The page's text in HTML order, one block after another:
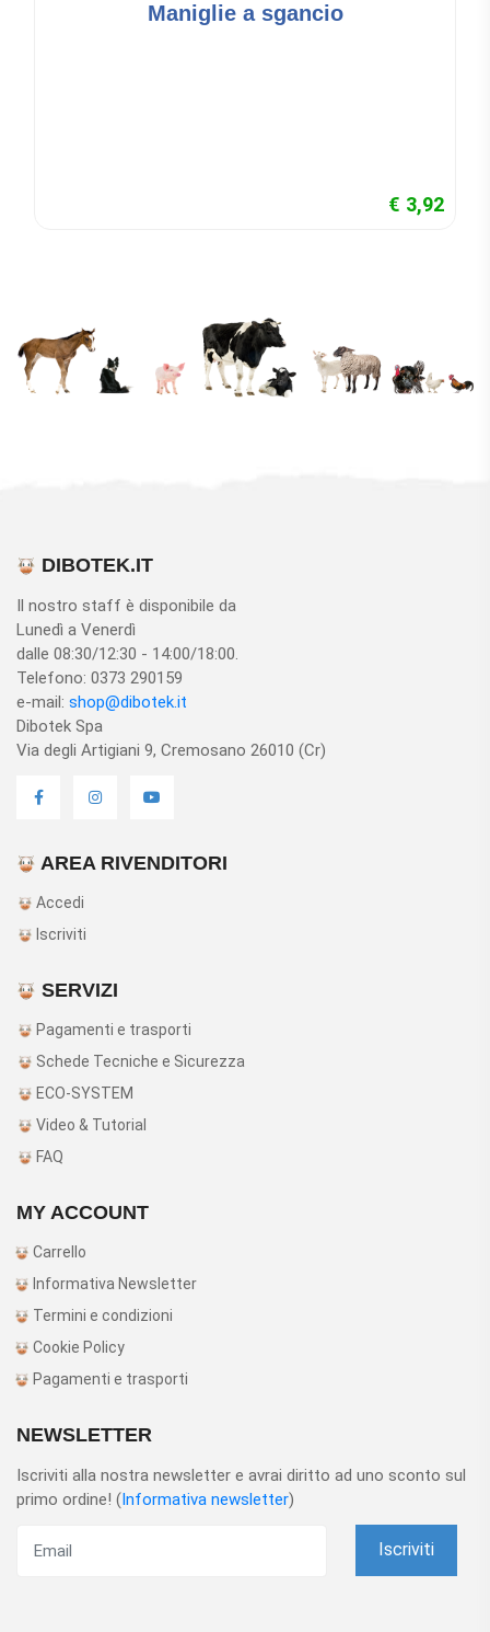
Maniglie a sgancio
€ 3,92
DIBOTEK.IT
Il nostro staff è disponibile da
Lunedì a Venerdì
dalle 08:30/12:30 - 14:00/18:00.
Telefono: 0373 290159
e-mail: shop@dibotek.it
Dibotek Spa
Via degli Artigiani 9, Cremosano 26010 (Cr)
AREA RIVENDITORI
Accedi
Iscriviti
SERVIZI
Pagamenti e trasporti
Schede Tecniche e Sicurezza
ECO-SYSTEM
Video & Tutorial
FAQ
MY ACCOUNT
Carrello
Informativa Newsletter
Termini e condizioni
Cookie Policy
Pagamenti e trasporti
NEWSLETTER
Iscriviti alla nostra newsletter e avrai diritto ad uno sconto sul
primo ordine! (Informativa newsletter)
Iscriviti